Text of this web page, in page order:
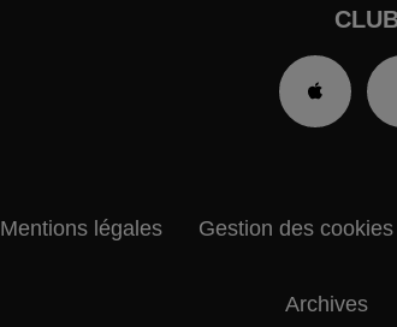
Mentions légales Gestion des cookies
Archives